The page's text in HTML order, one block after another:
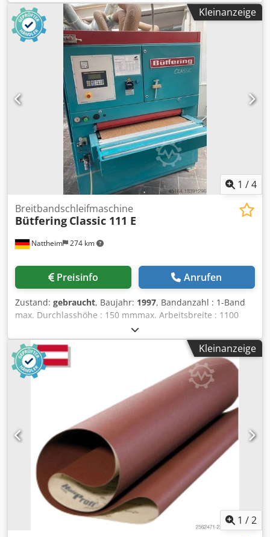
Lackschleifen, Kantenbrechen, Füllungen Schleifen,
Polieren, Strukturieren - Unterbrechnungsfreie
Stromversorgung - EnergyManagementSystem EMS -
Ionisierungsstab von oben - Werkstückabstrahleinrichtung
mit einzeln steuerbaren, rotierenden Druckluftdüsen,
innerhalb Maschinenrahmen,
Transportbandreinigungsprogramm - LED-Beleuchtung in
der Maschine - und vieles mehr Maschine steht bei uns im
Ausstellungsraum für Vorführungen bereit Besichtigung
und Probeschleifen nach Terminvereinbarung gerne
Aggregat : Stahlwalze /Schuh 2. Aggregat: : Walze/Schuh
Durchmesser 2. Walze : 100 Ausführung 2. Aggregat :
Stahlwalze 3. Aggregat: : Walze/Schuh Durchmesser 3.
Walze : 100 mmAusführung 3. Walze : genutete Stahlwalze
Schleifschuh 3. Aggregat : elektronische Einzelglieder
Reinigungsbürsten : Ja Lackschliff möglich : Ja
Bandabblasung : Ja Vakuumteppich : Ja Dodpfx Aovvki
Necljck Lagerort: Nattheim
Kleinanzeige
1 /4
Nattheim 274 km
Breitbandschleifmaschine
Bütfering Classic 111 E
Preisinfo Anrufen
Zustand: gebraucht, Baujahr: 1997, Bandanzahl : 1-Band
max. Durchlasshöhe : 150 mmmax. Arbeitsbreite : 1100
mm1. Aggregat: : Kombiaggregat Durchmesser 1. Walze :
Stahlwalze Ausführung 1. Aggregat : Walz/Schuhaggregat
Schleifschuh 1. Aggregat : elektronische Einzelglieder
Segmentbreite 50 mmSchleifbandlänge 1. Aggregat : 1900
mmSchleifbandbreite 1. Aggregat : 1120 mm Motor. KW
Vorschubgeschwindikeit 4 und 8 m/min2. Aggregat :
Staubbürste Gewicht ca. : 2000 kgAbmessung : 1800 x 1450
x 2120 mm Dcjdpfx Aevvkkajclsk Lagerort: Nattheim
Kleinanzeige
1 /2